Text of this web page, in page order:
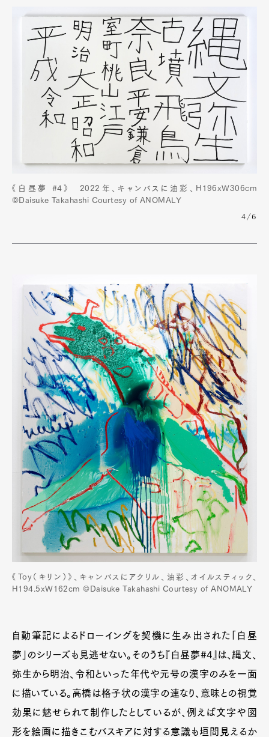
《白昼夢 #4》 2022年、キャンバスに油彩、H196xW306cm
©︎Daisuke Takahashi Courtesy of ANOMALY
4/6
《Toy（キリン）》、キャンバスにアクリル、油彩、オイルスティック、
H194.5xW162cm ©︎Daisuke Takahashi Courtesy of ANOMALY
自動筆記によるドローイングを契機に生み出された「白昼
夢」のシリーズも見逃せない。そのうち『白昼夢#4』は、縄文、
弥生から明治、令和といった年代や元号の漢字のみを一面
に描いている。高橋は格子状の漢字の連なり、意味との視覚
効果に魅せられて制作したとしているが、例えば文字や図
形を絵画に描きこむバスキアに対する意識も垣間見えるか